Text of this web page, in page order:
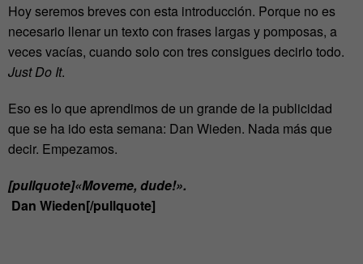
Hoy seremos breves con esta introducción. Porque no es
necesario llenar un texto con frases largas y pomposas, a
veces vacías, cuando solo con tres consigues decirlo todo.
Just Do It.
Eso es lo que aprendimos de un grande de la publicidad
que se ha ido esta semana: Dan Wieden. Nada más que
decir. Empezamos.
[pullquote]«Moveme, dude!».
Dan Wieden[/pullquote]